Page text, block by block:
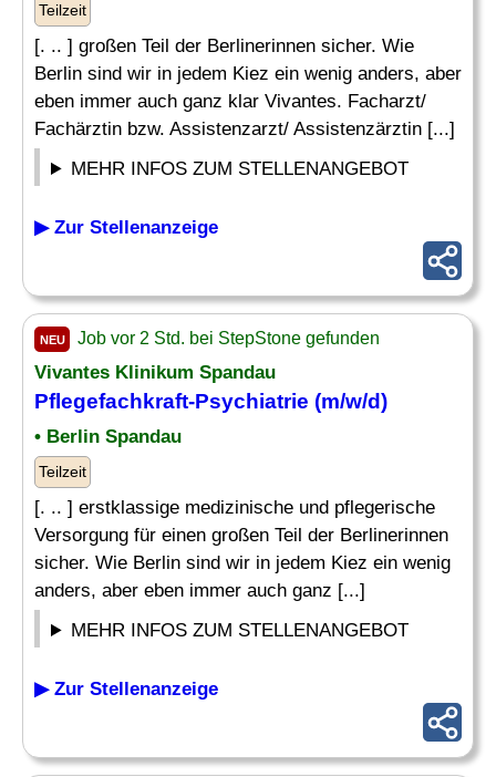
Teilzeit
[. .. ] großen Teil der Berlinerinnen sicher. Wie
Berlin sind wir in jedem Kiez ein wenig anders, aber
eben immer auch ganz klar Vivantes. Facharzt/
Fachärztin bzw. Assistenzarzt/ Assistenzärztin [...]
MEHR INFOS ZUM STELLENANGEBOT
▶ Zur Stellenanzeige
NEU Job vor 2 Std. bei StepStone gefunden
Vivantes Klinikum Spandau
Pflegefachkraft-Psychiatrie (m/w/d)
• Berlin Spandau
Teilzeit
[. .. ] erstklassige medizinische und pflegerische
Versorgung für einen großen Teil der Berlinerinnen
sicher. Wie Berlin sind wir in jedem Kiez ein wenig
anders, aber eben immer auch ganz [...]
MEHR INFOS ZUM STELLENANGEBOT
▶ Zur Stellenanzeige